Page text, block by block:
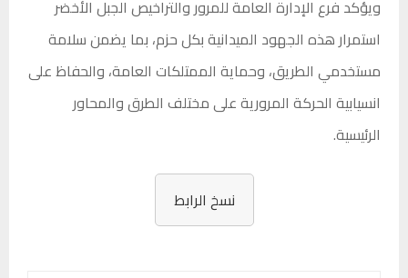
ويؤكد فرع الإدارة العامة للمرور والتراخيص الجبل الأخضر
استمرار هذه الجهود الميدانية بكل حزم، بما يضمن سلامة
مستخدمي الطريق، وحماية الممتلكات العامة، والحفاظ على
انسيابية الحركة المرورية على مختلف الطرق والمحاور
الرئيسية.
نسخ الرابط